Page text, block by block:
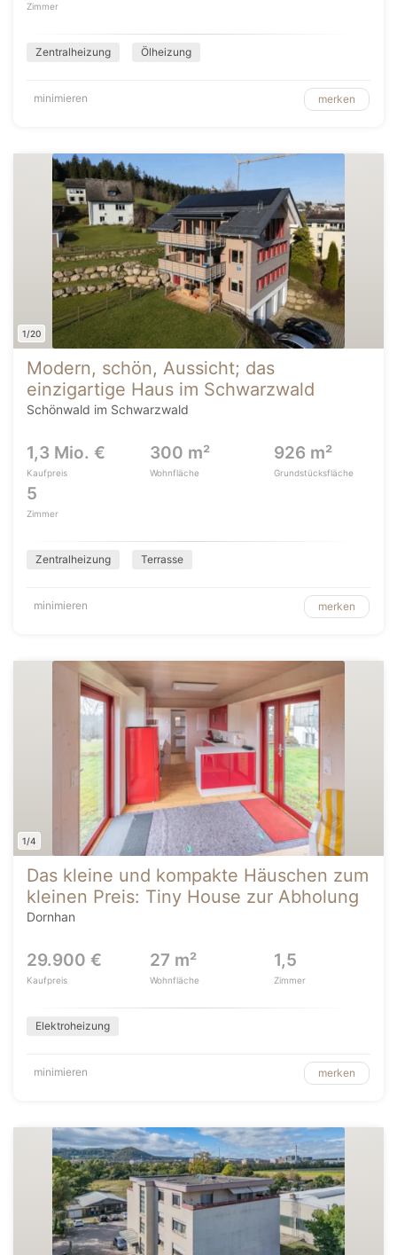
Zimmer
Zentralheizung Ölheizung
minimieren merken
1/20
Modern, schön, Aussicht; das
einzigartige Haus im Schwarzwald
Schönwald im Schwarzwald
1,3 Mio. €
Kaufpreis
300 m²
Wohnfläche
926 m²
Grundstücksfläche
5
Zimmer
Zentralheizung Terrasse
minimieren merken
1/4
Das kleine und kompakte Häuschen zum
kleinen Preis: Tiny House zur Abholung
Dornhan
29.900 €
Kaufpreis
27 m²
Wohnfläche
1,5
Zimmer
Elektroheizung
minimieren merken